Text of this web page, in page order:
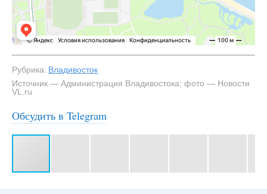
Рубрика: Владивосток
Источник — Администрация Владивостока; фото — Новости
VL.ru
Обсудить в Telegram